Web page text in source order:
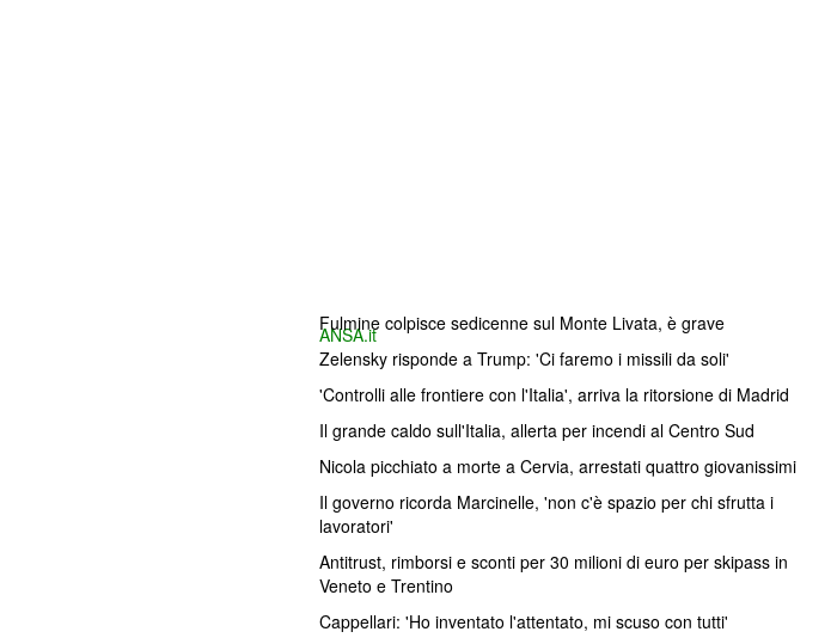
ANSA.it
Fulmine colpisce sedicenne sul Monte Livata, è grave
Zelensky risponde a Trump: 'Ci faremo i missili da soli'
'Controlli alle frontiere con l'Italia', arriva la ritorsione di Madrid
Il grande caldo sull'Italia, allerta per incendi al Centro Sud
Nicola picchiato a morte a Cervia, arrestati quattro giovanissimi
Il governo ricorda Marcinelle, 'non c'è spazio per chi sfrutta i
lavoratori'
Antitrust, rimborsi e sconti per 30 milioni di euro per skipass in
Veneto e Trentino
Cappellari: 'Ho inventato l'attentato, mi scuso con tutti'